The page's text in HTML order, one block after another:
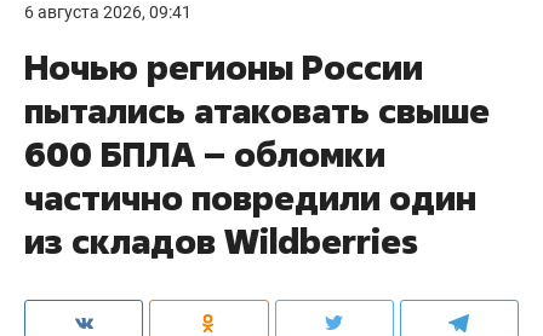
6 августа 2026, 09:41
Ночью регионы России
пытались атаковать свыше
600 БПЛА – обломки
частично повредили один
из складов Wildberries